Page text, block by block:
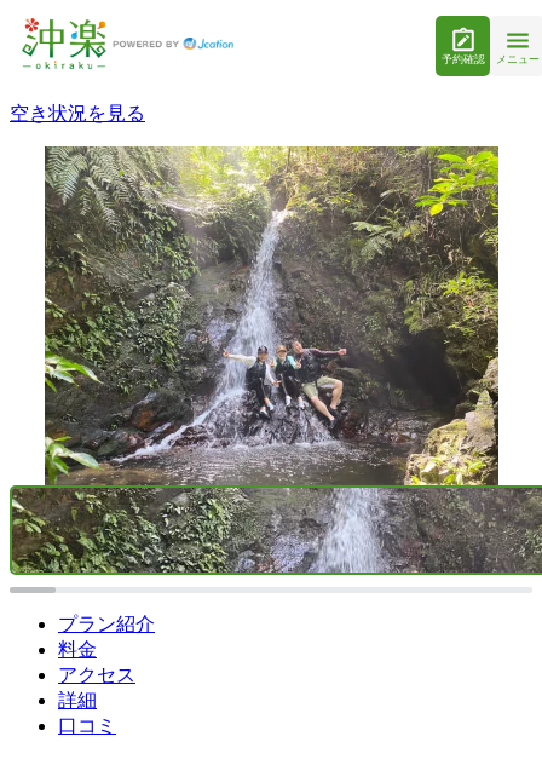
予約確認 メニュー
空き状況を見る
プラン紹介
料金
アクセス
詳細
口コミ